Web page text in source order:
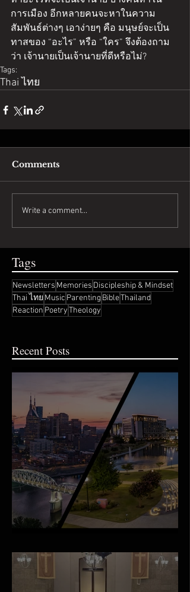
การเมือง อีกหลายคนจะหาในความ
สัมพันธ์ต่างๆ เอาง่ายๆ คือ มนุษย์จะเป็น
ทาสของ “อะไร” หรือ “ใคร” จึงต้องถาม
ว่า เจ้านายเป็นเจ้านายที่ดีหรือไม่?
Tags:
Thai ไทย
Comments
Write a comment...
Tags
Newsletters Memories Discipleship & Mindset
Thai ไทย Music Parenting BibleThailand
Reaction PoetryTheology
Recent Posts